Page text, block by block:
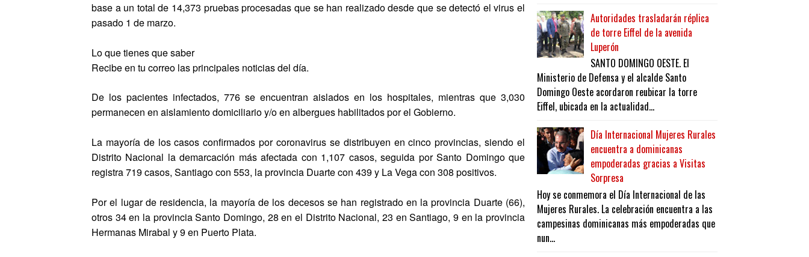
base a un total de 14,373 pruebas procesadas que se han realizado desde que se detectó el virus el
pasado 1 de marzo.
Lo que tienes que saber
Recibe en tu correo las principales noticias del día.
De los pacientes infectados, 776 se encuentran aislados en los hospitales, mientras que 3,030
permanecen en aislamiento domiciliario y/o en albergues habilitados por el Gobierno.
La mayoría de los casos confirmados por coronavirus se distribuyen en cinco provincias, siendo el
Distrito Nacional la demarcación más afectada con 1,107 casos, seguida por Santo Domingo que
registra 719 casos, Santiago con 553, la provincia Duarte con 439 y La Vega con 308 positivos.
Por el lugar de residencia, la mayoría de los decesos se han registrado en la provincia Duarte (66),
otros 34 en la provincia Santo Domingo, 28 en el Distrito Nacional, 23 en Santiago, 9 en la provincia
Hermanas Mirabal y 9 en Puerto Plata.
Autoridades trasladarán réplica
de torre Eiffel de la avenida
Luperón
SANTO DOMINGO OESTE. El
Ministerio de Defensa y el alcalde Santo
Domingo Oeste acordaron reubicar la torre
Eiffel, ubicada en la actualidad...
Día Internacional Mujeres Rurales
encuentra a dominicanas
empoderadas gracias a Visitas
Sorpresa
Hoy se conmemora el Día Internacional de las
Mujeres Rurales. La celebración encuentra a las
campesinas dominicanas más empoderadas que
nun...